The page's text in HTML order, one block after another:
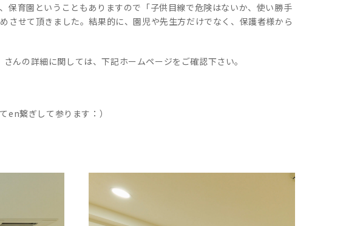
保育園ということもありますので「子供目線で危険はないか、使い勝手
させて頂きました。結果的に、園児や先生方だけでなく、保護者様から
の詳細に関しては、下記ホームページをご確認下さい。
en繋ぎして参ります：）